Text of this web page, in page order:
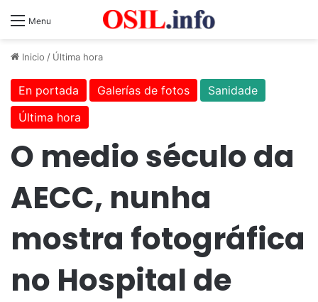
Menu
Inicio / Última hora
En portada Galerías de fotos
Sanidade
Última hora
O medio século da
AECC, nunha
mostra fotográfica
no Hospital de